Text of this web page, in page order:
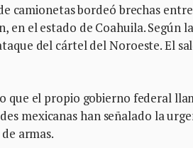
camionetas bordeó brechas entre
en el estado de Coahuila. Según la
del cártel del Noroeste. El
que el propio gobierno federal
mexicanas han señalado la
armas.